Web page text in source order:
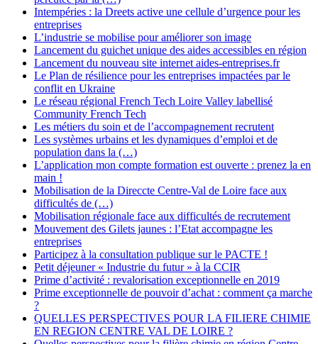
Intempéries : la Dreets active une cellule d’urgence pour les
entreprises
L’industrie se mobilise pour améliorer son image
Lancement du guichet unique des aides accessibles en région
Lancement du nouveau site internet aides-entreprises.fr
Le Plan de résilience pour les entreprises impactées par le
conflit en Ukraine
Le réseau régional French Tech Loire Valley labellisé
Community French Tech
Les métiers du soin et de l’accompagnement recrutent
Les systèmes urbains et les dynamiques d’emploi et de
population dans la (…)
L’application mon compte formation est ouverte : prenez la en
main !
Mobilisation de la Direccte Centre-Val de Loire face aux
difficultés de (…)
Mobilisation régionale face aux difficultés de recrutement
Mouvement des Gilets jaunes : l’Etat accompagne les
entreprises
Participez à la consultation publique sur le PACTE !
Petit déjeuner « Industrie du futur » à la CCIR
Prime d’activité : revalorisation exceptionnelle en 2019
Prime exceptionnelle de pouvoir d’achat : comment ça marche
?
QUELLES PERSPECTIVES POUR LA FILIERE CHIMIE
EN REGION CENTRE VAL DE LOIRE ?